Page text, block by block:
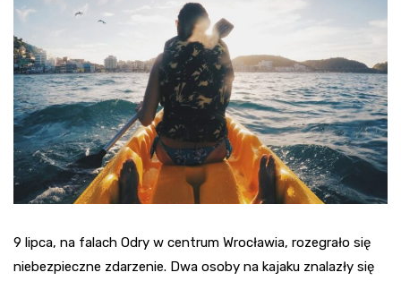
9 lipca, na falach Odry w centrum Wrocławia, rozegrało się
niebezpieczne zdarzenie. Dwa osoby na kajaku znalazły się